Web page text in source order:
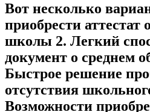
Вот несколько
приобрести аттестат
школы 2. Легкий
документ о среднем
Быстрое решение
отсутствия
Возможности